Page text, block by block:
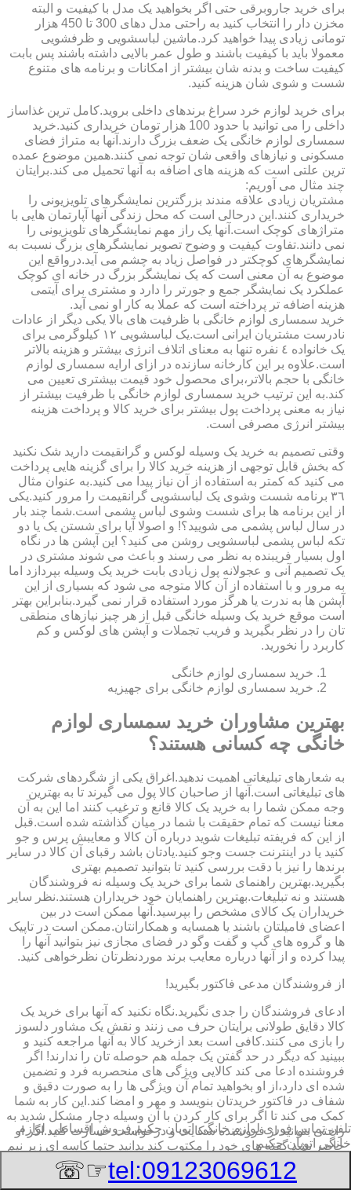
برای خرید جاروبرقی حتی اگر بخواهید یک مدل با کیفیت و البته
مخزن دار را انتخاب کنید به راحتی مدل دهای 300 تا 450 هزار
تومانی زیادی پیدا خواهید کرد.ماشین لباسشویی و ظرفشویی
معمولا باید با کیفیت باشند و طول عمر بالایی داشته باشند پس بابت
کیفیت ساخت و بدنه شان بیشتر از امکانات و برنامه های متنوع
شست و شوی شان هزینه کنید.
برای خرید لوازم خرد سراغ برندهای داخلی بروید.کامل ترین غذاساز
داخلی را می توانید با حدود 100 هزار تومان خریداری کنید.خرید
سمساری لوازم خانگی یک ضعف بزرگ دارند.آنها به متراژ فضای
مسکونی و نیازهای واقعی شان توجه نمی کنند.همین موضوع عمده
ترین علتی است که هزینه های اضافه به آنها تحمیل می کند.برایتان
چند مثال می آوریم:
مشتریان زیادی علاقه مندند بزرگترین نمایشگرهای تلویزیونی را
خریداری کنند.این درحالی است که محل زندگی آنها آپارتمان هایی با
متراژهای کوچک است.آنها یک راز مهم نمایشگرهای تلویزیونی را
نمی دانند.تفاوت کیفیت و وضوح تصویر نمایشگرهای بزرگ نسبت به
نمایشگرهای کوچکتر در فواصل زیاد به چشم می آید.درواقع این
موضوع به آن معنی است که یک نمایشگر بزرگ در خانه ای کوچک
عملکرد یک نمایشگر جمع و جورتر را دارد و مشتری برای آیتمی
هزینه اضافه تر پرداخته است که عملا به کار او نمی آید.
خرید سمساری لوازم خانگی با ظرفیت های بالا یکی دیگر از عادات
نادرست مشتریان ایرانی است.یک لباسشویی ١٢ کیلوگرمی برای
یک خانواده ٤ نفره تنها به معنای اتلاف انرژی بیشتر و هزینه بالاتر
است.علاوه بر این کارخانه سازنده در ازای ارایه سمساری لوازم
خانگی با حجم بالاتر،برای محصول خود قیمت بیشتری تعیین می
کند.به این ترتیب خرید سمساری لوازم خانگی با ظرفیت بیشتر از
نیاز به معنی پرداخت پول بیشتر برای خرید کالا و پرداخت هزینه
بیشتر انرژی مصرفی است.
وقتی تصمیم به خرید یک وسیله لوکس و گرانقیمت دارید شک نکنید
که بخش قابل توجهی از هزینه خرید کالا را برای گزینه هایی پرداخت
می کنید که کمتر به استفاده از آن نیاز پیدا می کنید.به عنوان مثال
٣٦ برنامه شست وشوی یک لباسشویی گرانقیمت را مرور کنید.یکی
از این برنامه ها برای شست وشوی لباس پشمی است.شما چند بار
در سال لباس پشمی می شویید؟! و اصولا آیا برای شستن یک یا دو
تکه لباس پشمی لباسشویی روشن می کنید؟ این آپشن ها در نگاه
اول بسیار فریبنده به نظر می رسند و باعث می شوند مشتری در
یک تصمیم آنی و عجولانه پول زیادی بابت خرید یک وسیله بپردازد اما
به مرور و با استفاده از آن کالا متوجه می شود که بسیاری از این
آپشن ها به ندرت یا هرگز مورد استفاده قرار نمی گیرد.بنابراین بهتر
است موقع خرید یک وسیله خانگی قبل از هر چیز نیازهای منطقی
تان را در نظر بگیرید و فریب تجملات و آپشن های لوکس و کم
کاربرد را نخورید.
خرید سمساری لوازم خانگی
خرید سمساری لوازم خانگی برای جهیزیه
بهترین مشاوران خرید سمساری لوازم
خانگی چه کسانی هستند؟
به شعارهای تبلیغاتی اهمیت ندهید.اغراق یکی از شگردهای شرکت
های تبلیغاتی است.آنها از صاحبان کالا پول می گیرند تا به بهترین
وجه ممکن شما را به خرید یک کالا قانع و ترغیب کنند اما این به آن
معنا نیست که تمام حقیقت با شما در میان گذاشته شده است.قبل
از این که فریفته تبلیغات شوید درباره آن کالا و معایبش پرس و جو
کنید یا در اینترنت جست وجو کنید.یادتان باشد رقبای آن کالا در سایر
برندها را نیز با دقت بررسی کنید تا بتوانید تصمیم بهتری
بگیرید.بهترین راهنمای شما برای خرید یک وسیله نه فروشندگان
هستند و نه تبلیغات.بهترین راهنمایان خود خریداران هستند.نظر سایر
خریداران یک کالای مشخص را بپرسید.آنها ممکن است در بین
اعضای فامیلتان باشند یا همسایه و همکارانتان.ممکن است در تاپیک
ها و گروه های گپ و گفت وگو در فضای مجازی نیز بتوانید آنها را
پیدا کرده و از آنها درباره معایب برند موردنظرتان نظرخواهی کنید.
از فروشندگان مدعی فاکتور بگیرید!
ادعای فروشندگان را جدی نگیرید.نگاه نکنید که آنها برای خرید یک
کالا دقایق طولانی برایتان حرف می زنند و نقش یک مشاور دلسوز
را بازی می کنند.کافی است بعد ازخرید کالا به آنها مراجعه کنید و
ببینید که دیگر در حد گفتن یک جمله هم حوصله تان را ندارند! اگر
فروشنده ادعا می کند کالایی ویژگی های منحصربه فرد و تضمین
شده ای دارد،از او بخواهید تمام آن ویژگی ها را به صورت دقیق و
شفاف در فاکتور خریدتان بنویسد و مهر و امضا کند.این کار به شما
کمک می کند تا اگر برای کار کردن با آن وسیله دچار مشکل شدید به
راحتی بتوانید از فروشنده شکایت و درخواست خسارت کنید.اگر او
حاضر نشد گفته های خود را مکتوب کند بدانید حتما کاسه ای زیر نیم
کاسه است.این گزینه به ویژه درباره خرید سمساری لوازم خانگی
بزرگ و با قیمت بیشتر می تواند برای شما بسیار تعیین کننده باشد.
تلفن تماس فوریلوازم خانگی اتوبان حکیم,فروش اقساطی لوازم
خانگی اتوبان حکیم
tel:09123069612
☞☏